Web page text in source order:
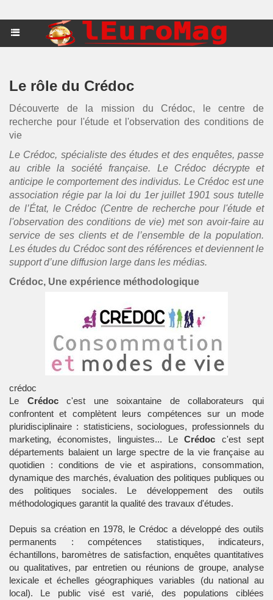
Le rôle du Crédoc
Découverte de la mission du Crédoc, le centre de
recherche pour l'étude et l'observation des conditions de
vie
Le Crédoc, spécialiste des études et des enquêtes, passe
au crible la société française. Le Crédoc décrypte et
anticipe le comportement des individus. Le Crédoc est une
association régie par la loi du 1er juillet 1901 sous tutelle
de l’État, le Crédoc (Centre de recherche pour l'étude et
l'observation des conditions de vie) met son avoir-faire au
service de ses clients et de l’ensemble de la population.
Les études du Crédoc sont des références et deviennent le
support d’une diffusion large dans les médias.
Crédoc, Une expérience méthodologique
crédoc
Le Crédocc'est une soixantaine de collaborateurs qui
confrontent et complètent leurs compétences sur un mode
pluridisciplinaire : statisticiens, sociologues, professionnels du
marketing, économistes, linguistes... LeCrédoc c'est sept
départements balaient un large spectre de la vie française au
quotidien : conditions de vie et aspirations, consommation,
dynamique des marchés, évaluation des politiques publiques ou
des politiques sociales. Le développement des outils
méthodologiques garantit la qualité des travaux d'études.
Depuis sa création en 1978, le Crédoc a développé des outils
permanents : compétences statistiques, indicateurs,
échantillons, baromètres de satisfaction, enquêtes quantitatives
ou qualitatives, par entretien ou réunions de groupe, analyse
lexicale et échelles géographiques variables (du national au
local). Le public visé est varié, des populations ciblées